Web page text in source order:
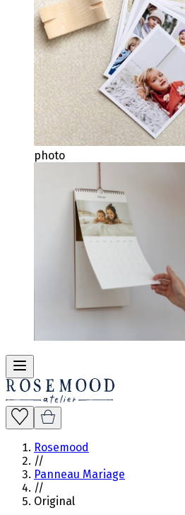
photo
Rosemood
//
Panneau Mariage
//
Original